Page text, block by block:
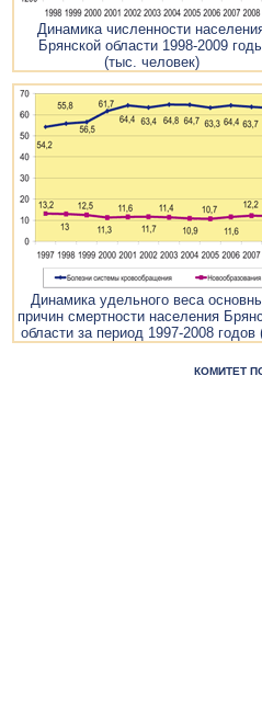
Динамика численности
Брянской области 1998-2009
(тыс. человек)
Динамика удельного веса
причин смертности населения
области за период 1997-2008 годов
КОМИТЕТ